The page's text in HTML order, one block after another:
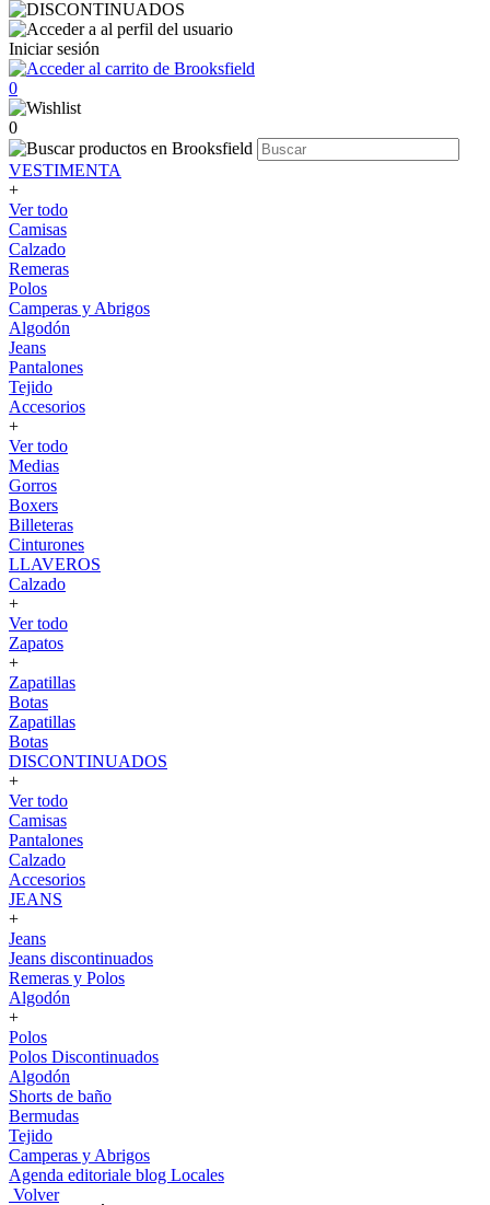
Iniciar sesión
0
0
VESTIMENTA
+
Ver todo
Camisas
Calzado
Remeras
Polos
Camperas y Abrigos
Algodón
Jeans
Pantalones
Tejido
Accesorios
+
Ver todo
Medias
Gorros
Boxers
Billeteras
Cinturones
LLAVEROS
Calzado
+
Ver todo
Zapatos
+
Zapatillas
Botas
Zapatillas
Botas
DISCONTINUADOS
+
Ver todo
Camisas
Pantalones
Calzado
Accesorios
JEANS
+
Jeans
Jeans discontinuados
Remeras y Polos
Algodón
+
Polos
Polos Discontinuados
Algodón
Shorts de baño
Bermudas
Tejido
Camperas y Abrigos
Agenda editoriale blog Locales
Volver